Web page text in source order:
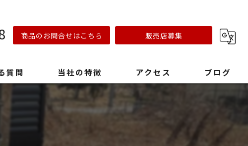
商品のお問合せはこちら 販売店募集
質問 当社の特徴 アクセス ブログ